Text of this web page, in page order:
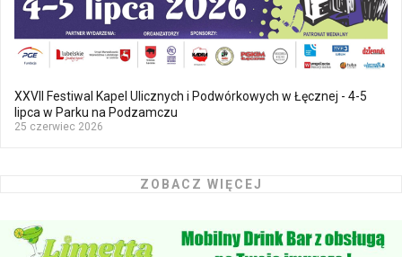
XXVII Festiwal Kapel Ulicznych i Podwórkowych w Łęcznej - 4-5
lipca w Parku na Podzamczu
25 czerwiec 2026
ZOBACZ WIĘCEJ